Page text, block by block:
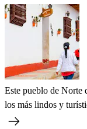
Este pueblo de Norte
los más lindos y